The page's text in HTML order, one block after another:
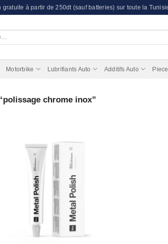
gratuite à partir de 250dt (sauf batteries) sur toute la
Motorbike Lubrifiants Auto Additifs Auto
chrome inox”